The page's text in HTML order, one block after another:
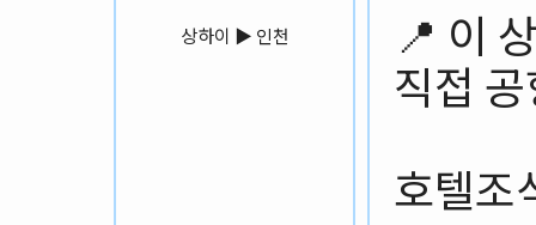
상하이 ▶️ 인천 📍 이
직접
호텔조